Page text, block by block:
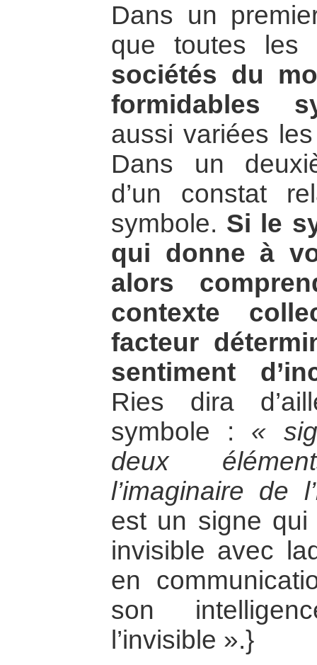
Dans un
que toutes les
sociétés du
formidables
aussi variées
Dans un
d’un constat
symbole. Si le
qui donne à
alors
contexte
facteur
sentiment
Ries dira
symbole : «
deux
l’imaginaire de
est un signe
invisible avec
en
son
l’invisible ».}